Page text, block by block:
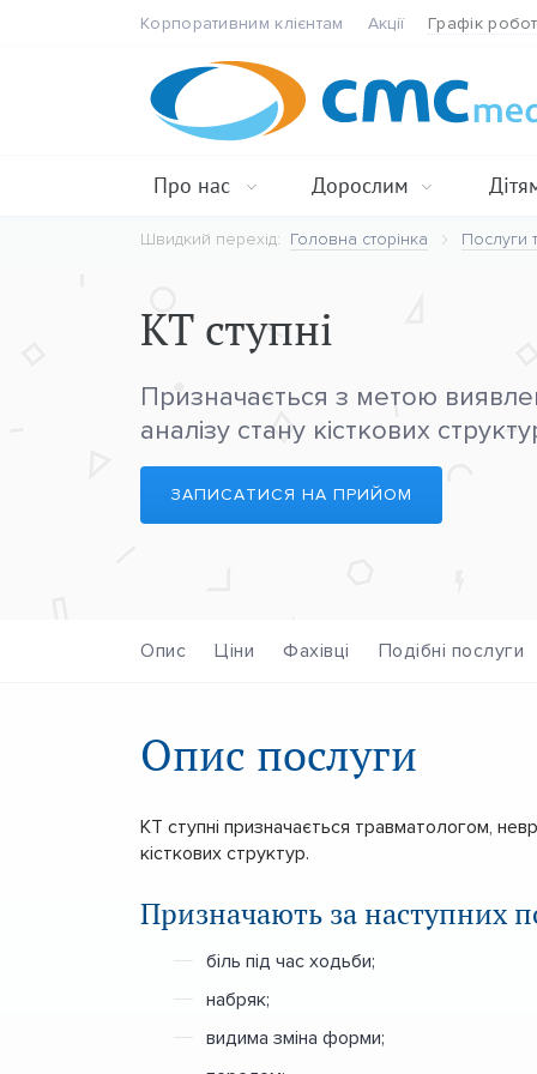
Корпоративним клієнтам Акції Графік
Про нас Дорослим
Швидкий перехід: Головна сторінка Послуги
КТ ступні
Призначається з метою
аналізу стану кісткових
ЗАПИСАТИСЯ НА ПРИЙОМ
Опис Ціни Фахівці Подібні послуги
Опис послуги
КТ ступні призначається травматологом,
кісткових структур.
Призначають за наступних
біль під час ходьби;
набряк;
видима зміна форми;